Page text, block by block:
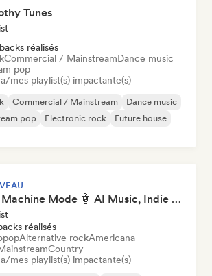
Tunes
réalisés
Commercial / MainstreamDance music
pop
mes playlist(s) impactante(s)
Commercial / Mainstream
Dance music
pop Electronic rock
Future house
Pop Machine Mode 🤖 AI Music, Indie Pop & Dream Pop
réalisés
Alternative rockAmericana
Country
mes playlist(s) impactante(s)